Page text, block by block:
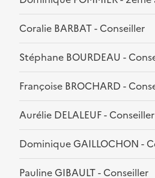
Coralie BARBAT - Conseiller
Stéphane BOURDEAU -
Françoise BROCHARD -
Aurélie DELALEUF - Conseiller
Dominique GAILLOCHON -
Pauline GIBAULT - Conseiller